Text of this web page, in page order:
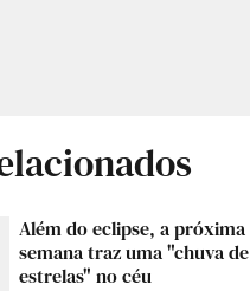
Além do eclipse, a próxima
semana traz uma "chuva de
estrelas" no céu